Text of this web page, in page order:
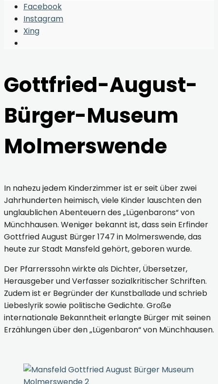
Open
Search
Window
Facebook
Instagram
Xing
Gottfried-August-
Bürger-Museum
Molmerswende
In nahezu jedem Kinderzimmer ist er seit über zwei
Jahrhunderten heimisch, viele Kinder lauschten den
unglaublichen Abenteuern des „Lügenbarons“ von
Münchhausen. Weniger bekannt ist, dass sein Erfinder
Gottfried August Bürger 1747 in Molmerswende, das
heute zur Stadt Mansfeld gehört, geboren wurde.
Der Pfarrerssohn wirkte als Dichter, Übersetzer,
Herausgeber und Verfasser sozialkritischer Schriften.
Zudem ist er Begründer der Kunstballade und schrieb
Liebeslyrik sowie politische Gedichte. Große
internationale Bekanntheit erlangte Bürger mit seinen
Erzählungen über den „Lügenbaron“ von Münchhausen.